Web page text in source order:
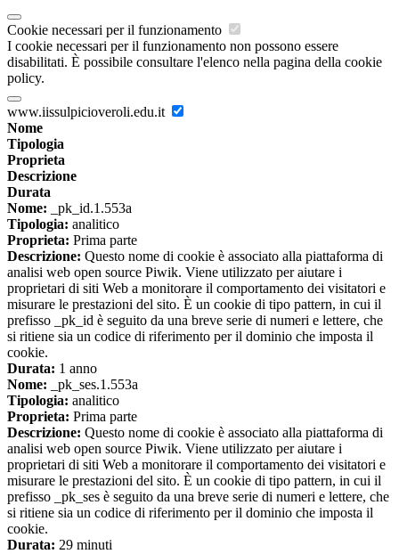
Cookie necessari per il funzionamento
I cookie necessari per il funzionamento non possono essere
disabilitati. È possibile consultare l'elenco nella pagina della cookie
policy.
www.iissulpicioveroli.edu.it
Nome
Tipologia
Proprieta
Descrizione
Durata
Nome: _pk_id.1.553a
Tipologia: analitico
Proprieta: Prima parte
Descrizione: Questo nome di cookie è associato alla piattaforma di
analisi web open source Piwik. Viene utilizzato per aiutare i
proprietari di siti Web a monitorare il comportamento dei visitatori e
misurare le prestazioni del sito. È un cookie di tipo pattern, in cui il
prefisso _pk_id è seguito da una breve serie di numeri e lettere, che
si ritiene sia un codice di riferimento per il dominio che imposta il
cookie.
Durata: 1 anno
Nome: _pk_ses.1.553a
Tipologia: analitico
Proprieta: Prima parte
Descrizione: Questo nome di cookie è associato alla piattaforma di
analisi web open source Piwik. Viene utilizzato per aiutare i
proprietari di siti Web a monitorare il comportamento dei visitatori e
misurare le prestazioni del sito. È un cookie di tipo pattern, in cui il
prefisso _pk_ses è seguito da una breve serie di numeri e lettere, che
si ritiene sia un codice di riferimento per il dominio che imposta il
cookie.
Durata: 29 minuti